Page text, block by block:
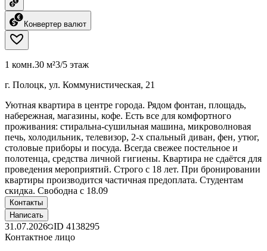
Конвертер валют
1 комн.30 м²3/5 этаж
г. Полоцк, ул. Коммунистическая, 21
Уютная квартира в центре города. Рядом фонтан, площадь,
набережная, магазины, кофе. Есть все для комфортного
проживания: стиральна-сушильная машина, микроволновая
печь, холодильник, телевизор, 2-х спальный диван, фен, утюг,
столовые приборы и посуда. Всегда свежее постельное и
полотенца, средства личной гигиены. Квартира не сдаётся для
проведения мероприятий. Строго с 18 лет. При бронировании
квартиры производится частичная предоплата. Студентам
скидка. Свободна с 18.09
Контакты
Написать
31.07.2026 ID 4138295
Контактное лицо